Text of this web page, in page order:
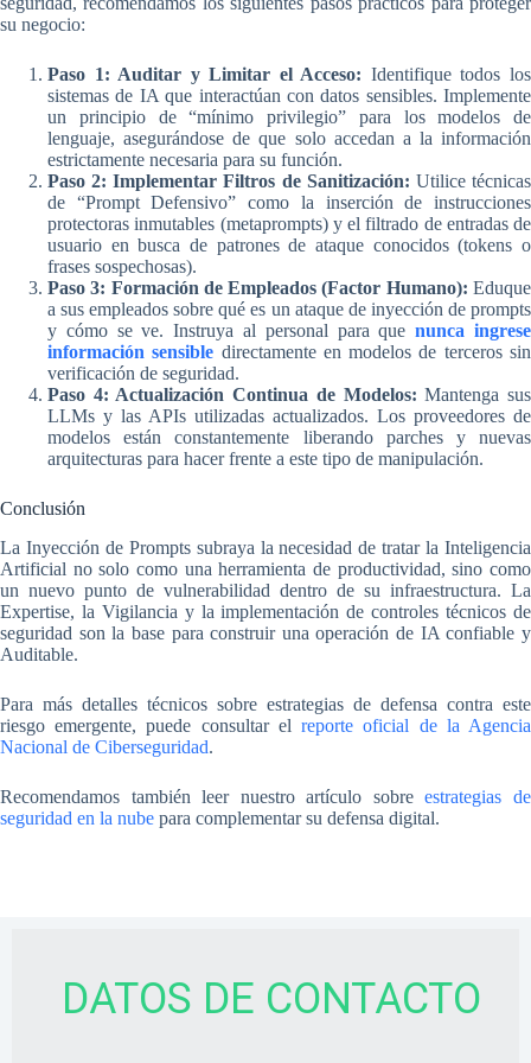
su negocio:
Paso 1: Auditar y Limitar el Acceso: Identifique todos los
sistemas de IA que interactúan con datos sensibles. Implemente
un principio de “mínimo privilegio” para los modelos de
lenguaje, asegurándose de que solo accedan a la información
estrictamente necesaria para su función.
Paso 2: Implementar Filtros de Sanitización: Utilice técnicas
de “Prompt Defensivo” como la inserción de instrucciones
protectoras inmutables (metaprompts) y el filtrado de entradas de
usuario en busca de patrones de ataque conocidos (tokens o
frases sospechosas).
Paso 3: Formación de Empleados (Factor Humano): Eduque
a sus empleados sobre qué es un ataque de inyección de prompts
y cómo se ve. Instruya al personal para quenunca ingrese
información sensible directamente en modelos de terceros sin
verificación de seguridad.
Paso 4: Actualización Continua de Modelos: Mantenga sus
LLMs y las APIs utilizadas actualizados. Los proveedores de
modelos están constantemente liberando parches y nuevas
arquitecturas para hacer frente a este tipo de manipulación.
Conclusión
La Inyección de Prompts subraya la necesidad de tratar la Inteligencia
Artificial no solo como una herramienta de productividad, sino como
un nuevo punto de vulnerabilidad dentro de su infraestructura. La
Expertise, la Vigilancia y la implementación de controles técnicos de
seguridad son la base para construir una operación de IA confiable y
Auditable.
Para más detalles técnicos sobre estrategias de defensa contra este
riesgo emergente, puede consultar elreporte oficial de la Agencia
Nacional de Ciberseguridad.
Recomendamos también leer nuestro artículo sobreestrategias de
seguridad en la nube para complementar su defensa digital.
DATOS DE CONTACTO